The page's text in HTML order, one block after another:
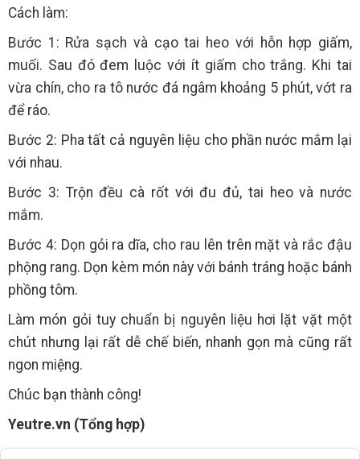
Cách làm:
Bước 1: Rửa sạch và cạo tai heo với hỗn hợp giấm,
muối. Sau đó đem luộc với ít giấm cho trắng. Khi tai
vừa chín, cho ra tô nước đá ngâm khoảng 5 phút, vớt ra
để ráo.
Bước 2: Pha tất cả nguyên liệu cho phần nước mắm lại
với nhau.
Bước 3: Trộn đều cà rốt với đu đủ, tai heo và nước
mắm.
Bước 4: Dọn gỏi ra dĩa, cho rau lên trên mặt và rắc đậu
phộng rang. Dọn kèm món này với bánh tráng hoặc bánh
phồng tôm.
Làm món gỏi tuy chuẩn bị nguyên liệu hơi lặt vặt một
chút nhưng lại rất dễ chế biến, nhanh gọn mà cũng rất
ngon miệng.
Chúc bạn thành công!
Yeutre.vn (Tổng hợp)